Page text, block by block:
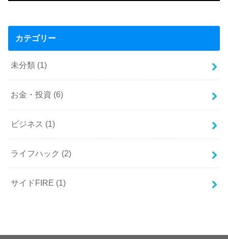
カテゴリー
未分類 (1)
お金・投資 (6)
ビジネス (1)
ライフハック (2)
サイドFIRE (1)